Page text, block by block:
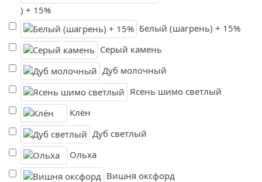
) + 15%
Белый (шагрень) + 15%
Серый камень
Дуб молочный
Ясень шимо светлый
Клён
Дуб светлый
Ольха
Вишня оксфорд